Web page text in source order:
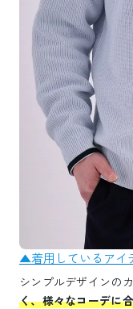
▲着用しているアイ
シンプルデザインの
く、様々なコーデに